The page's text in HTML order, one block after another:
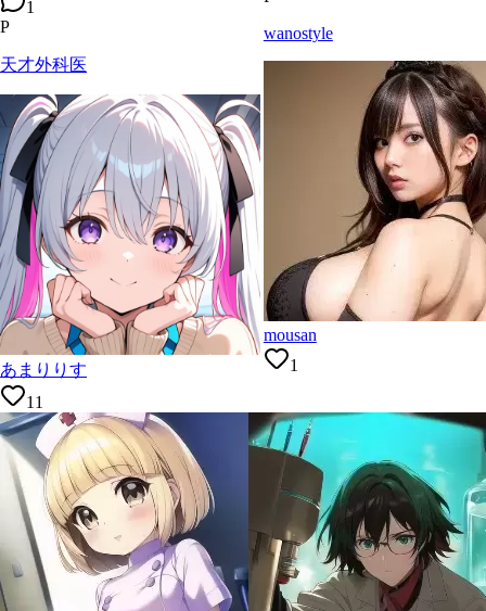
1
P
天才外科医
あまりりす
11
wanostyle
mousan
1